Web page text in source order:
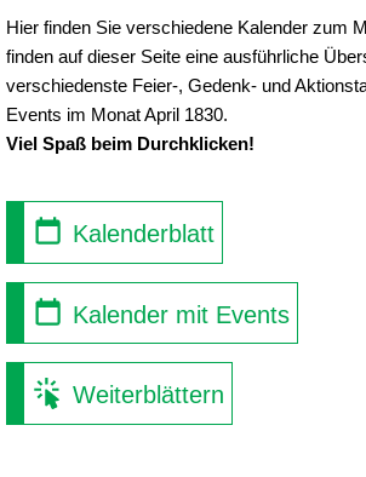
Hier finden Sie verschiedene Kalender zum
finden auf dieser Seite eine ausführliche
verschiedenste Feier-, Gedenk- und
Events im Monat April 1830.
Viel Spaß beim Durchklicken!
Kalenderblatt
Kalender mit Events
Weiterblättern